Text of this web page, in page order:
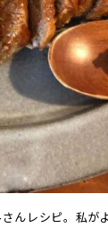
んレシピ。私が